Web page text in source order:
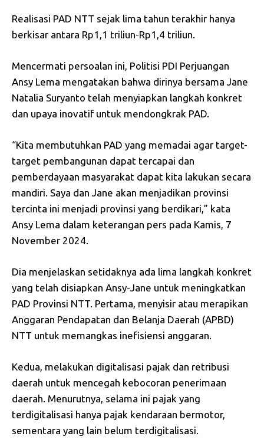
Realisasi PAD NTT sejak lima tahun terakhir hanya
berkisar antara Rp1,1 triliun-Rp1,4 triliun.
Mencermati persoalan ini, Politisi PDI Perjuangan
Ansy Lema mengatakan bahwa dirinya bersama Jane
Natalia Suryanto telah menyiapkan langkah konkret
dan upaya inovatif untuk mendongkrak PAD.
“Kita membutuhkan PAD yang memadai agar target-
target pembangunan dapat tercapai dan
pemberdayaan masyarakat dapat kita lakukan secara
mandiri. Saya dan Jane akan menjadikan provinsi
tercinta ini menjadi provinsi yang berdikari,” kata
Ansy Lema dalam keterangan pers pada Kamis, 7
November 2024.
Dia menjelaskan setidaknya ada lima langkah konkret
yang telah disiapkan Ansy-Jane untuk meningkatkan
PAD Provinsi NTT. Pertama, menyisir atau merapikan
Anggaran Pendapatan dan Belanja Daerah (APBD)
NTT untuk memangkas inefisiensi anggaran.
Kedua, melakukan digitalisasi pajak dan retribusi
daerah untuk mencegah kebocoran penerimaan
daerah. Menurutnya, selama ini pajak yang
terdigitalisasi hanya pajak kendaraan bermotor,
sementara yang lain belum terdigitalisasi.